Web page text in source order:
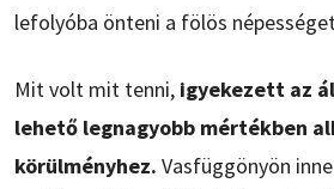
lefolyóba önteni a fölös
Mit volt mit tenni, igyekezett az
lehető legnagyobb mértékben
körülményhez. Vasfüggönyön